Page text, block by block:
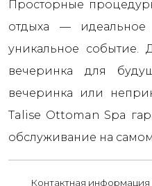
Просторные
отдыха — идеальное
уникальное событие.
вечеринка для
вечеринка или
Talise Ottoman Spa
обслуживание на
Контактная